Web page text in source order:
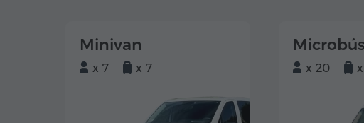
Minivan
x 7 x 7
Microbús
x 20